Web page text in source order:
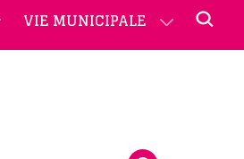
VIE MUNICIPALE